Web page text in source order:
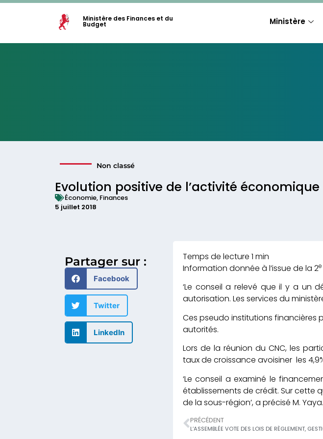
Ministère des Finances et du
Budget Ministère
Non classé
Evolution positive de l’activité économique
Économie, Finances
5 juillet 2018
Partager sur :
Facebook
Twitter
LinkedIn
Information donnée à l’issue de la 2e
‘Le conseil a relevé que il y a un
autorisation. Les services du
Ces pseudo institutions financières
autorités.
Lors de la réunion du CNC, les
taux de croissance avoisiner les
‘Le conseil a examiné le
établissements de crédit. Sur cette
de la sous-région’, a précisé M. Yaya.
PRÉCÉDENT
L’ASSEMBLÉE VOTE DES LOIS DE RÈGLEMENT,